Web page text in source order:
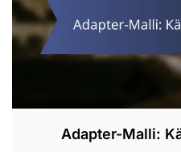
Adapter-Malli: